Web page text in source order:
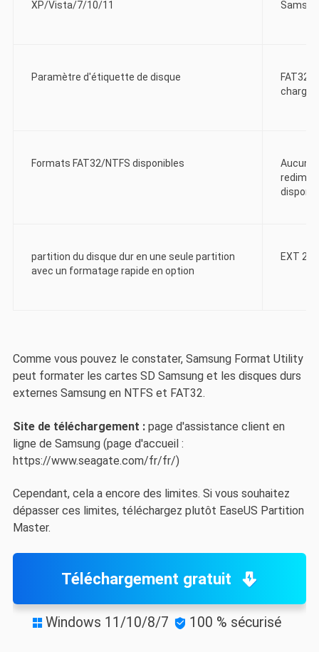
XP/Vista/7/10/11
Paramètre d'étiquette de disque
FAT32
charge
Formats FAT32/NTFS disponibles
Aucune
partition du disque dur en une seule partition
avec un formatage rapide en option
EXT 2/
Comme vous pouvez le constater, Samsung Format Utility
peut formater les cartes SD Samsung et les disques durs
externes Samsung en NTFS et FAT32.
Site de téléchargement :page d'assistance client en
ligne de Samsung (page d'accueil :
https://www.seagate.com/fr/fr/)
Cependant, cela a encore des limites. Si vous souhaitez
dépasser ces limites, téléchargez plutôt EaseUS Partition
Master.
Téléchargement gratuit
 Windows 11/10/8/7  100 % sécurisé